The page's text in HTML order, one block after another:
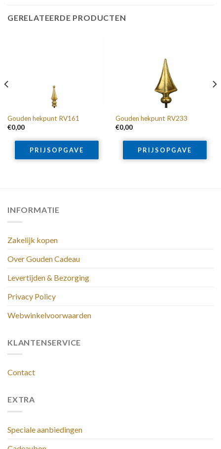
GERELATEERDE PRODUCTEN
Gouden hekpunt RV161
€0,00
PRIJSOPGAVE
Gouden hekpunt RV233
€0,00
PRIJSOPGAVE
INFORMATIE
Zakelijk kopen
Over Gouden Cadeau
Levertijden & Bezorging
Privacy Policy
Webwinkelvoorwaarden
KLANTENSERVICE
Contact
EXTRA
Speciale aanbiedingen